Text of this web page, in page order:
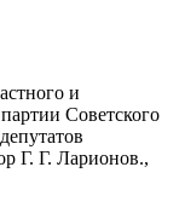
и
Советского
Г. Г. Ларионов.,